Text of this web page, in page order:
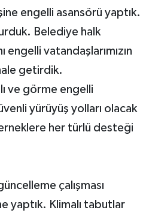
engelli asansörü yaptık.
Belediye halk
engelli vatandaşlarımızın
getirdik.
ve görme engelli
yürüyüş yolları olacak
her türlü desteği
çalışması
yaptık. Klimalı tabutlar